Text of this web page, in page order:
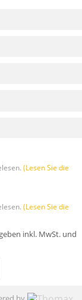
(Lesen Sie die
(Lesen Sie die
inkl. MwSt. und